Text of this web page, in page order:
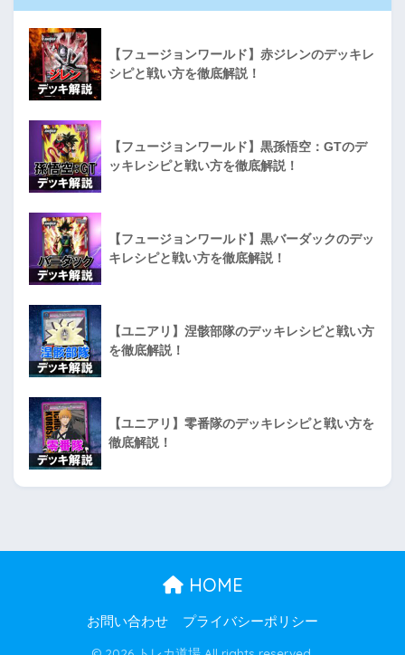
【フュージョンワールド】赤ジレンのデッキレ
シピと戦い方を徹底解説！
【フュージョンワールド】黒孫悟空：GTのデ
ッキレシピと戦い方を徹底解説！
【フュージョンワールド】黒バーダックのデッ
キレシピと戦い方を徹底解説！
【ユニアリ】涅骸部隊のデッキレシピと戦い方
を徹底解説！
【ユニアリ】零番隊のデッキレシピと戦い方を
徹底解説！
HOME
お問い合わせ プライバシーポリシー